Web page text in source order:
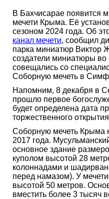
В Бахчисарае появится
мечети Крыма. Её
сезоном 2024 года. Об
канал мечети, сообщил
парка миниатюр Виктор
создатели миниатюры
совещались со
Соборную мечеть в
Напомним, 8 декабря в
прошло первое
будет определена дата
торжественного
Соборную мечеть Крыма
2017 года.
основное здание
куполом высотой 28
колоннадами и
перед намазом). У
высотой 50 метров.
вместить более 3 тысяч